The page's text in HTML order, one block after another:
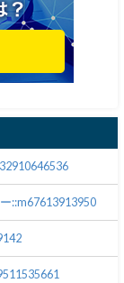
::m67613913950